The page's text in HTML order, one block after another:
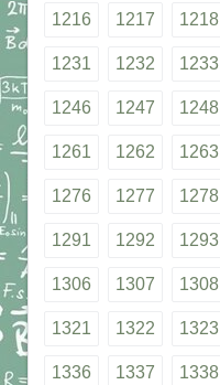
1216 1217 1218
1231 1232 1233
1246 1247 1248
1261 1262 1263
1276 1277 1278
1291 1292 1293
1306 1307 1308
1321 1322 1323
1336 1337 1338